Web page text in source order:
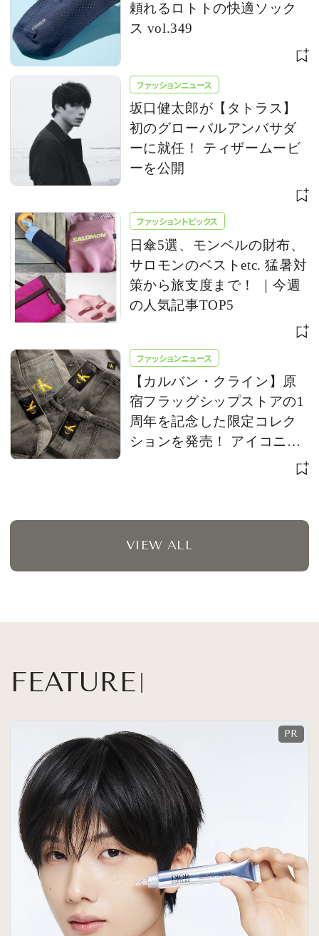
頼れるロトトの快適ソック
ス vol.349
ファッションニュース
坂口健太郎が【タトラス】
初のグローバルアンバサダ
ーに就任！ ティザームービ
ーを公開
ファッショントピックス
日傘5選、モンベルの財布、
サロモンのベストetc. 猛暑対
策から旅支度まで！ ｜今週
の人気記事TOP5
ファッションニュース
【カルバン・クライン】原
宿フラッグシップストアの1
周年を記念した限定コレク
ションを発売！ アイコニッ
クな「CK」ロゴをアップデ
VIEW ALL
FEATURE